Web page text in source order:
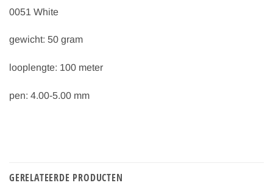
0051 White
gewicht: 50 gram
looplengte: 100 meter
pen: 4.00-5.00 mm
GERELATEERDE PRODUCTEN